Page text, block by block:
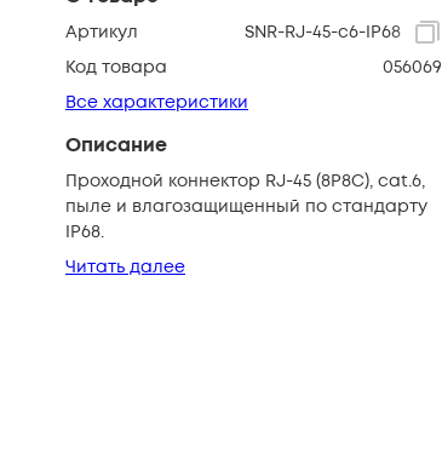
Артикул
SNR-RJ-45-с6-IP68
Код товара
056069
Все характеристики
Описание
Проходной коннектор RJ-45 (8P8C), cat.6,
пыле и влагозащищенный по стандарту
IP68.
Читать далее